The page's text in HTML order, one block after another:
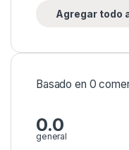
Agregar todo
Basado en 0
0.0
general